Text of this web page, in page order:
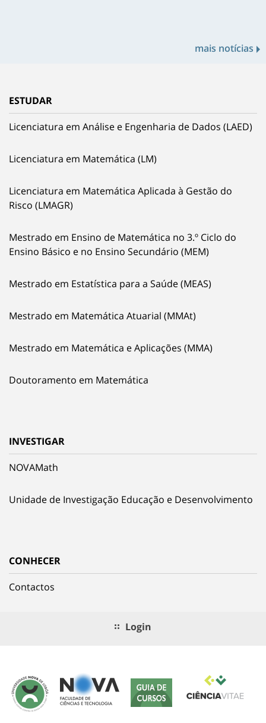
mais notícias
ESTUDAR
Licenciatura em Análise e Engenharia de Dados (LAED)
Licenciatura em Matemática (LM)
Licenciatura em Matemática Aplicada à Gestão do
Risco (LMAGR)
Mestrado em Ensino de Matemática no 3.º Ciclo do
Ensino Básico e no Ensino Secundário (MEM)
Mestrado em Estatística para a Saúde (MEAS)
Mestrado em Matemática Atuarial (MMAt)
Mestrado em Matemática e Aplicações (MMA)
Doutoramento em Matemática
INVESTIGAR
NOVAMath
Unidade de Investigação Educação e Desenvolvimento
CONHECER
Contactos
Login